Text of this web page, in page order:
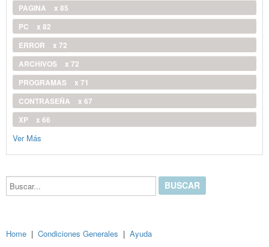
PAGINA
x 85
PC
x 82
ERROR
x 72
ARCHIVOS
x 72
PROGRAMAS
x 71
CONTRASEÑA
x 67
XP
x 66
Ver Más
Buscar...
Home | Condiciones Generales | Ayuda